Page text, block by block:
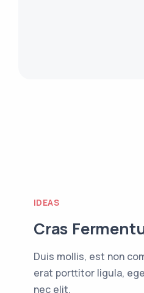
IDEAS
Cras
Duis mollis, est non
erat porttitor ligula,
nec elit.